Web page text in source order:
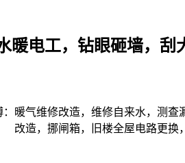
暖电工，钻眼砸墙，刮
暖气维修改造，维修自来水，测
改造，挪闸箱，旧楼全屋电路更换